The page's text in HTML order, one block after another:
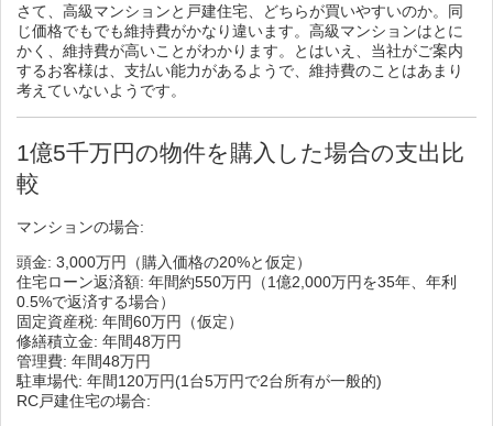
さて、高級マンションと戸建住宅、どちらが買いやすいのか。同
じ価格でもでも維持費がかなり違います。高級マンションはとに
かく、維持費が高いことがわかります。とはいえ、当社がご案内
するお客様は、支払い能力があるようで、維持費のことはあまり
考えていないようです。
1億5千万円の物件を購入した場合の支出比
較
マンションの場合:
頭金: 3,000万円（購入価格の20%と仮定）
住宅ローン返済額: 年間約550万円（1億2,000万円を35年、年利
0.5%で返済する場合）
固定資産税: 年間60万円（仮定）
修繕積立金: 年間48万円
管理費: 年間48万円
駐車場代: 年間120万円(1台5万円で2台所有が一般的)
RC戸建住宅の場合: